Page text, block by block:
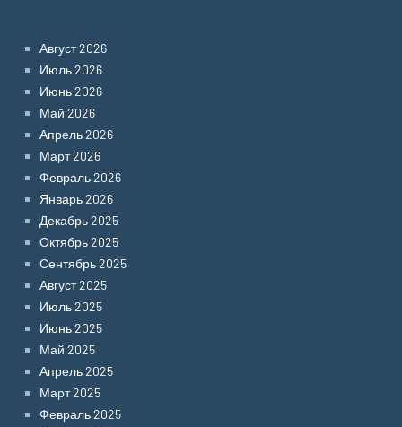
Август 2026
Июль 2026
Июнь 2026
Май 2026
Апрель 2026
Март 2026
Февраль 2026
Январь 2026
Декабрь 2025
Октябрь 2025
Сентябрь 2025
Август 2025
Июль 2025
Июнь 2025
Май 2025
Апрель 2025
Март 2025
Февраль 2025